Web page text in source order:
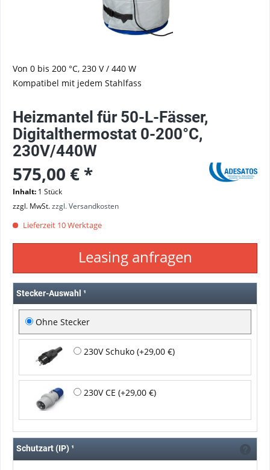
Von 0 bis 200 °C, 230 V / 440 W
Kompatibel mit jedem Stahlfass
Heizmantel für 50-L-Fässer,
Digitalthermostat 0-200°C,
230V/440W
575,00 € *
Inhalt: 1 Stück
zzgl. MwSt.zzgl. Versandkosten
Lieferzeit 10 Werktage
Leasing anfragen
Stecker-Auswahl ¹
Ohne Stecker
230V Schuko (+29,00 €)
230V CE (+29,00 €)
Schutzart (IP) ¹